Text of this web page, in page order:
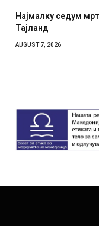
седум мртви во